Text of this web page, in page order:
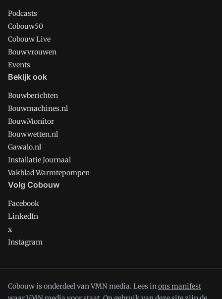
Podcasts
Cobouw50
Cobouw Live
Bouwvrouwen
Events
Bekijk ook
Bouwberichten
Bouwmachines.nl
BouwMonitor
Bouwwetten.nl
Gawalo.nl
Installatie Journaal
Vakblad Warmtepompen
Volg Cobouw
Facebook
LinkedIn
x
Instagram
Cobouw is onderdeel van VMN media. Lees inons manifest